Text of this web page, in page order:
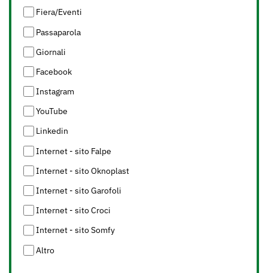
Fiera/Eventi
Passaparola
Giornali
Facebook
Instagram
YouTube
Linkedin
Internet - sito Falpe
Internet - sito Oknoplast
Internet - sito Garofoli
Internet - sito Croci
Internet - sito Somfy
Altro